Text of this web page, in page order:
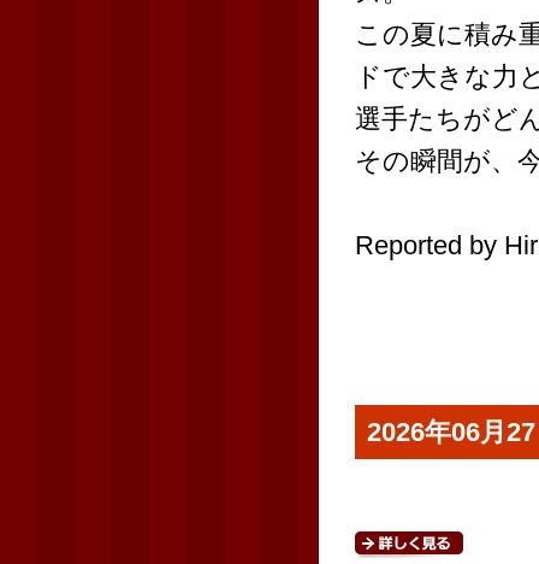
この夏に積み
ドで大きな力
選手たちがど
その瞬間が、
Reported by
2026年06月